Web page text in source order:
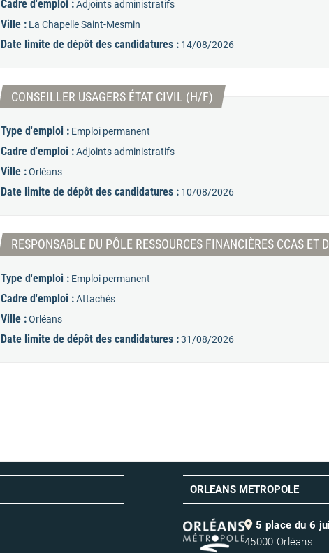
Cadre d'emploi : Adjoints administratifs
Ville : La Chapelle Saint-Mesmin
Date limite de dépôt des candidatures : 14/08/2026
CONSEILLER USAGERS ÉTAT CIVIL (H/F)(Nouvelle fenêtre)
Type d'emploi : Emploi permanent
Cadre d'emploi : Adjoints administratifs
Ville : Orléans
Date limite de dépôt des candidatures : 10/08/2026
RESPONSABLE DU PÔLE RESSOURCES FINANCIÈRES CCAS ET
Type d'emploi : Emploi permanent
Cadre d'emploi : Attachés
Ville : Orléans
Date limite de dépôt des candidatures : 31/08/2026
ORLEANS METROPOLE
5 place du 6
45000 Orléans